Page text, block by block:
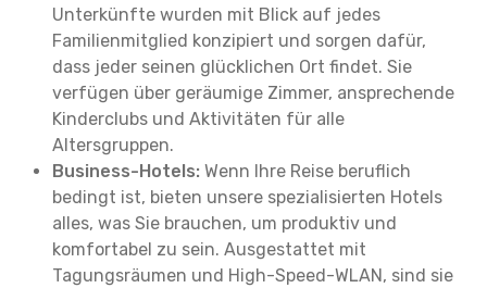
Unterkünfte wurden mit Blick auf jedes
Familienmitglied konzipiert und sorgen dafür,
dass jeder seinen glücklichen Ort findet. Sie
verfügen über geräumige Zimmer, ansprechende
Kinderclubs und Aktivitäten für alle
Altersgruppen.
Business-Hotels: Wenn Ihre Reise beruflich
bedingt ist, bieten unsere spezialisierten Hotels
alles, was Sie brauchen, um produktiv und
komfortabel zu sein. Ausgestattet mit
Tagungsräumen und High-Speed-WLAN, sind sie